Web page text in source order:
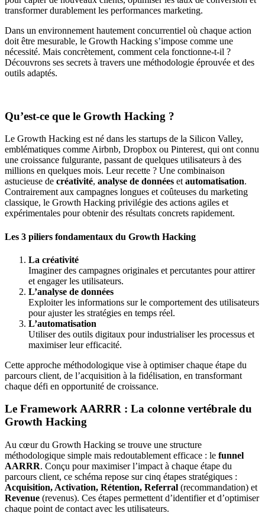
transformer durablement les performances marketing.
Dans un environnement hautement concurrentiel où chaque action
doit être mesurable, le Growth Hacking s’impose comme une
nécessité. Mais concrètement, comment cela fonctionne-t-il ?
Découvrons ses secrets à travers une méthodologie éprouvée et des
outils adaptés.
Qu’est-ce que le Growth Hacking ?
Le Growth Hacking est né dans les startups de la Silicon Valley,
emblématiques comme Airbnb, Dropbox ou Pinterest, qui ont connu
une croissance fulgurante, passant de quelques utilisateurs à des
millions en quelques mois. Leur recette ? Une combinaison
astucieuse de créativité, analyse de données et automatisation.
Contrairement aux campagnes longues et coûteuses du marketing
classique, le Growth Hacking privilégie des actions agiles et
expérimentales pour obtenir des résultats concrets rapidement.
Les 3 piliers fondamentaux du Growth Hacking
La créativité
Imaginer des campagnes originales et percutantes pour attirer
et engager les utilisateurs.
L’analyse de données
Exploiter les informations sur le comportement des utilisateurs
pour ajuster les stratégies en temps réel.
L’automatisation
Utiliser des outils digitaux pour industrialiser les processus et
maximiser leur efficacité.
Cette approche méthodologique vise à optimiser chaque étape du
parcours client, de l’acquisition à la fidélisation, en transformant
chaque défi en opportunité de croissance.
Le Framework AARRR : La colonne vertébrale du
Growth Hacking
Au cœur du Growth Hacking se trouve une structure
méthodologique simple mais redoutablement efficace : le funnel
AARRR. Conçu pour maximiser l’impact à chaque étape du
parcours client, ce schéma repose sur cinq étapes stratégiques :
Acquisition, Activation, Rétention, Referral (recommandation) et
Revenue (revenus). Ces étapes permettent d’identifier et d’optimiser
chaque point de contact avec les utilisateurs.